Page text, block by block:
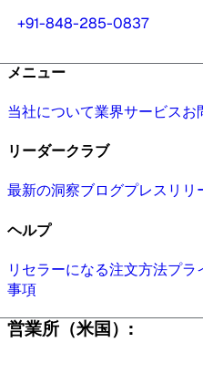
+91-848-285-0837
メニュー
当社について業界サービスお
リーダークラブ
最新の洞察ブログプレスリリ
ヘルプ
リセラーになる注文方法プラ
事項
営業所（米国）: